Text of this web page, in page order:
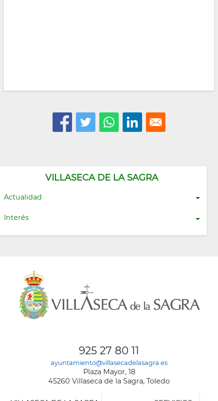
VILLASECA DE LA SAGRA
Actualidad
Interés
925 27 80 11
ayuntamiento@villasecadelasagra.es
Plaza Mayor, 18
45260 Villaseca de la Sagra, Toledo